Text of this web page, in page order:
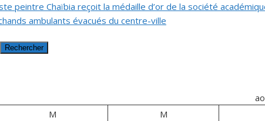
peintre Chaïbia reçoit la médaille d’or de la société
ambulants évacués du centre-ville
Rechercher
M M